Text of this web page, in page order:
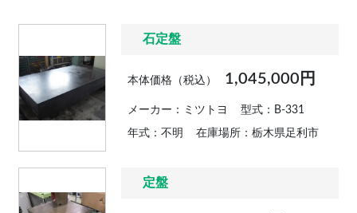
石定盤
本体価格（税込） 1,045,000円
メーカー：ミツトヨ 型式：B-331
年式：不明 在庫場所：栃木県足利市
定盤